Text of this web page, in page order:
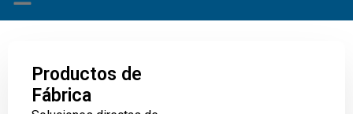
Productos de
Fábrica